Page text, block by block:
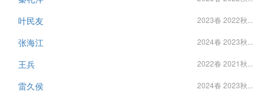
叶民友 2023春 2022秋...
张海江 2024春 2023秋...
王兵 2022春 2021秋...
雷久侯 2024春 2023秋...